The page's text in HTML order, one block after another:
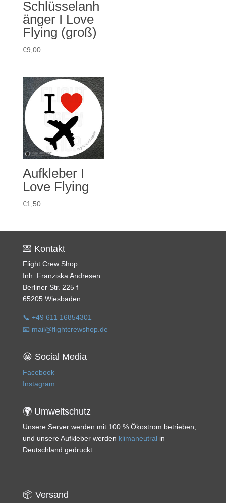
Schlüsselanh
änger I Love
Flying (groß)
€9,00
Aufkleber I
Love Flying
€1,50
💌 Kontakt
Flight Crew Shop
Inh. Franziska Andresen
Berliner Str. 225 f
65205 Wiesbaden
📞 +49 611 16854301
📧 mail@flightcrewshop.de
😀 Social Media
Facebook
Instagram
🌍 Umweltschutz
Unsere Server werden mit 100 % Ökostrom betrieben,
und unsere Aufkleber werden klimaneutral in
Deutschland gedruckt.
📦 Versand